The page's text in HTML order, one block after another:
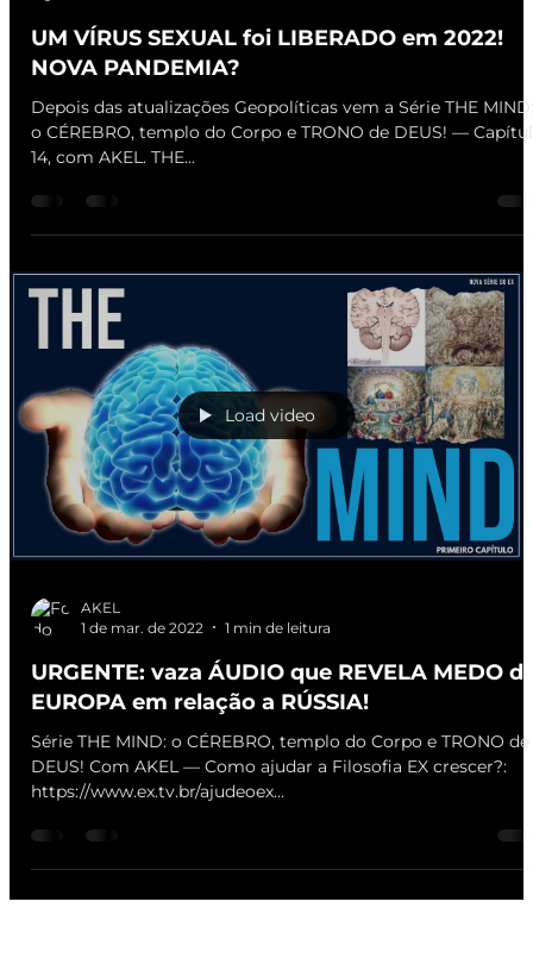
UM VÍRUS SEXUAL foi LIBERADO em 2022!
NOVA PANDEMIA?
Depois das atualizações Geopolíticas vem a Série THE MIND:
o CÉREBRO, templo do Corpo e TRONO de DEUS! —
14, com AKEL. THE...
Load video
AKEL
1 de mar. de 2022
1 min de leitura
URGENTE: vaza ÁUDIO que REVELA MEDO
EUROPA em relação a RÚSSIA!
Série THE MIND: o CÉREBRO, templo do Corpo e TRONO de
DEUS! Com AKEL — Como ajudar a Filosofia EX crescer?:
https://www.ex.tv.br/ajudeoex...